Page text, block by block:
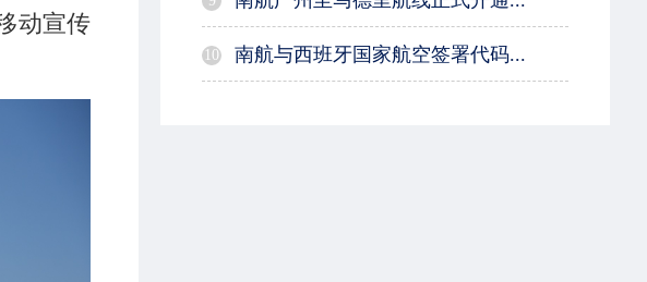
动宣传
10 南航与西班牙国家航空签署代码...